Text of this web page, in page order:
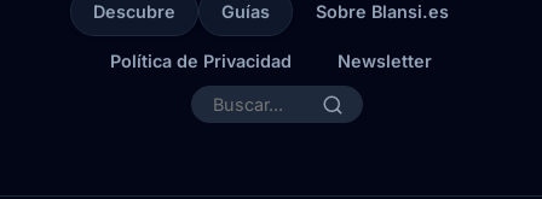
Descubre Guías Sobre Blansi.es
Política de Privacidad Newsletter